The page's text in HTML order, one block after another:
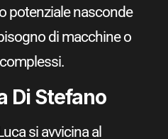
potenziale nasconde
di macchine o
Di Stefano
si avvicina al